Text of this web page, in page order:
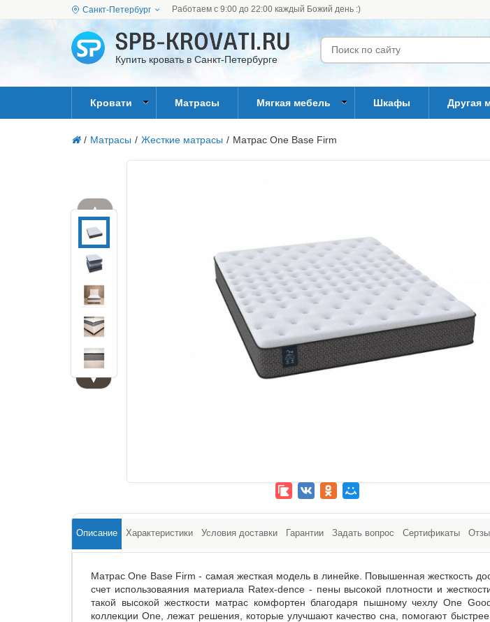
Санкт-Петербург Работаем с 9:00 до 22:00 каждый Божий день :)
Купить кровать в Санкт-Петербурге
Кровати Матрасы Мягкая мебель Шкафы Другая
/ Матрасы / Жесткие матрасы / Матрас One Base Firm
▲
▼
Описание Характеристики Условия доставки Гарантии Задать вопрос Сертификаты
Матрас One Base Firm - самая жесткая модель в линейке. Повышенная жесткость
счет использоваяния материала Ratex-dence - пены высокой плотности и
такой высокой жесткости матрас комфортен благодаря пышному чехлу One
коллекции One, лежат решения, которые улучшают качество сна, помогают